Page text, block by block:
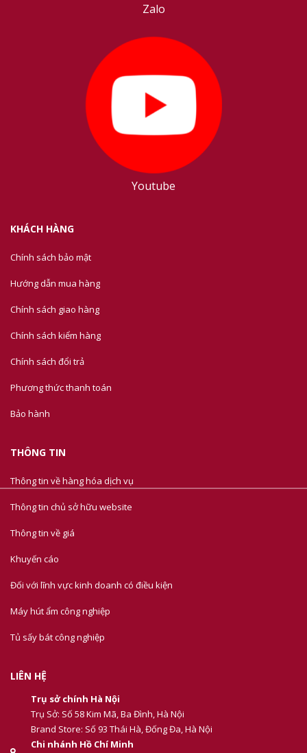
Zalo
Youtube
KHÁCH HÀNG
Chính sách bảo mật
Hướng dẫn mua hàng
Chính sách giao hàng
Chính sách kiểm hàng
Chính sách đổi trả
Phương thức thanh toán
Bảo hành
THÔNG TIN
Thông tin về hàng hóa dịch vụ
Thông tin chủ sở hữu website
Thông tin về giá
Khuyến cáo
Đối với lĩnh vực kinh doanh có điều kiện
Máy hút ẩm công nghiệp
Tủ sấy bát công nghiệp
LIÊN HỆ
Trụ sở chính Hà Nội
Trụ Sở: Số 58 Kim Mã, Ba Đình, Hà Nội
Brand Store: Số 93 Thái Hà, Đống Đa, Hà Nội
Chi nhánh Hồ Chí Minh